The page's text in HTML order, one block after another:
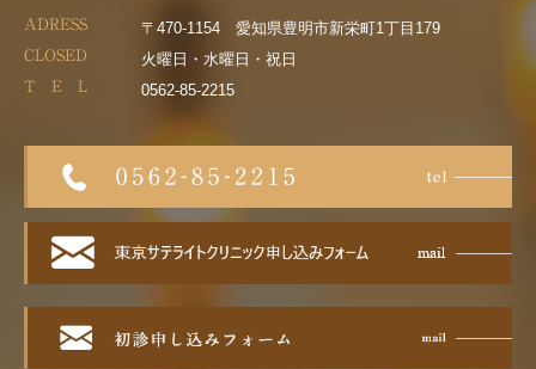
ADRESS 〒470-1154 愛知県豊明市新栄町1丁目179
CLOSED 火曜日・水曜日・祝日
T E L 0562-85-2215